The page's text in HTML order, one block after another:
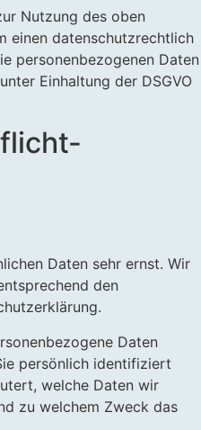
Nutzung des oben
einen datenschutzrechtlich
personenbezogenen Daten
Einhaltung der DSGVO
Daten sehr ernst. Wir
den
Daten
persönlich identifiziert
welche Daten wir
zu welchem Zweck das